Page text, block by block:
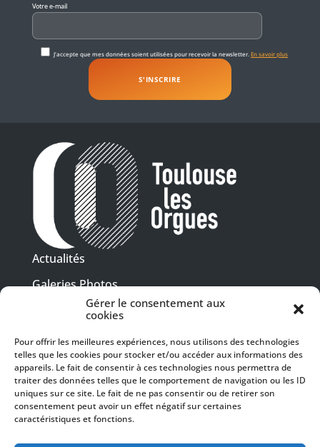
Gérer le consentement aux
cookies
Pour offrir les meilleures expériences, nous utilisons des technologies
telles que les cookies pour stocker et/ou accéder aux informations des
appareils. Le fait de consentir à ces technologies nous permettra de
traiter des données telles que le comportement de navigation ou les ID
uniques sur ce site. Le fait de ne pas consentir ou de retirer son
consentement peut avoir un effet négatif sur certaines
caractéristiques et fonctions.
Votre e-mail
J'accepte que mes données soient utilisées pour recevoir la newsletter.En savoir plus
Actualités
Galeries Photos
Vidéothèque
Presse
Billetterie
Recrutement
Mentions légales
Politique de confidentialité